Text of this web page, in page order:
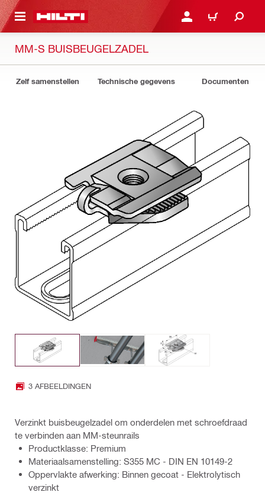
HOOFDINHOUD AANMELDEN OF
WINKELWAGEN
MM-S BUISBEUGELZADEL
Zelf samenstellen Technische gegevens Documenten
3 AFBEELDINGEN
Verzinkt buisbeugelzadel om onderdelen met schroefdraad
te verbinden aan MM-steunrails
Productklasse: Premium
Materiaalsamenstelling: S355 MC - DIN EN 10149-2
Oppervlakte afwerking: Binnen gecoat - Elektrolytisch
verzinkt